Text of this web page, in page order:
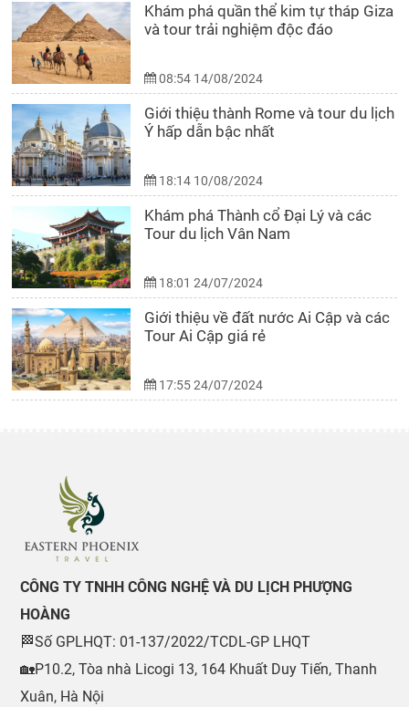
Khám phá quần thể kim tự tháp Giza
và tour trải nghiệm độc đáo
08:54 14/08/2024
Giới thiệu thành Rome và tour du lịch
Ý hấp dẫn bậc nhất
18:14 10/08/2024
Khám phá Thành cổ Đại Lý và các
Tour du lịch Vân Nam
18:01 24/07/2024
Giới thiệu về đất nước Ai Cập và các
Tour Ai Cập giá rẻ
17:55 24/07/2024
CÔNG TY TNHH CÔNG NGHỆ VÀ DU LỊCH PHƯỢNG
HOÀNG
🏁Số GPLHQT: 01-137/2022/TCDL-GP LHQT
🏡P10.2, Tòa nhà Licogi 13, 164 Khuất Duy Tiến, Thanh
Xuân, Hà Nội